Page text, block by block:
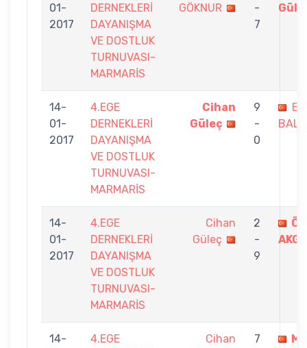
01-
2017
DERNEKLERİ
DAYANIŞMA
VE DOSTLUK
TURNUVASI-
MARMARİS
GÖKNUR
-
7
14-
01-
2017
4.EGE
DERNEKLERİ
DAYANIŞMA
VE DOSTLUK
TURNUVASI-
MARMARİS
Cihan
Güleç
9
-
0
14-
01-
2017
4.EGE
DERNEKLERİ
DAYANIŞMA
VE DOSTLUK
TURNUVASI-
MARMARİS
Cihan
Güleç
2
-
9
14-
4.EGE
Cihan
7